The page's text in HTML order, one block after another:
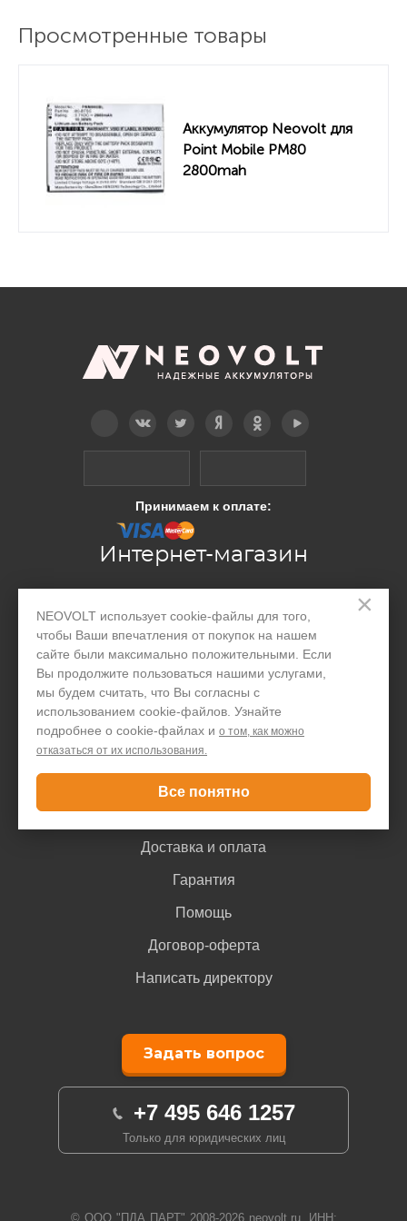
×
NEOVOLT использует cookie-файлы для того,
чтобы Ваши впечатления от покупок на нашем
сайте были максимально положительными. Если
Вы продолжите пользоваться нашими услугами,
мы будем считать, что Вы согласны с
использованием cookie-файлов. Узнайте
подробнее о cookie-файлах и о том, как можно
отказаться от их использования.
Все понятно
Просмотренные товары
Аккумулятор Neovolt для
Point Mobile PM80
2800mah
Принимаем к оплате:
Интернет-магазин
Производство
Организациям
Акции и скидки
Блог
Контакты
Покупателю
Доставка и оплата
Гарантия
Помощь
Договор-оферта
Написать директору
Задать вопрос
+7 495 646 1257
Только для юридических лиц
© ООО "ПДА ПАРТ" 2008-2026neovolt.ru, ИНН: